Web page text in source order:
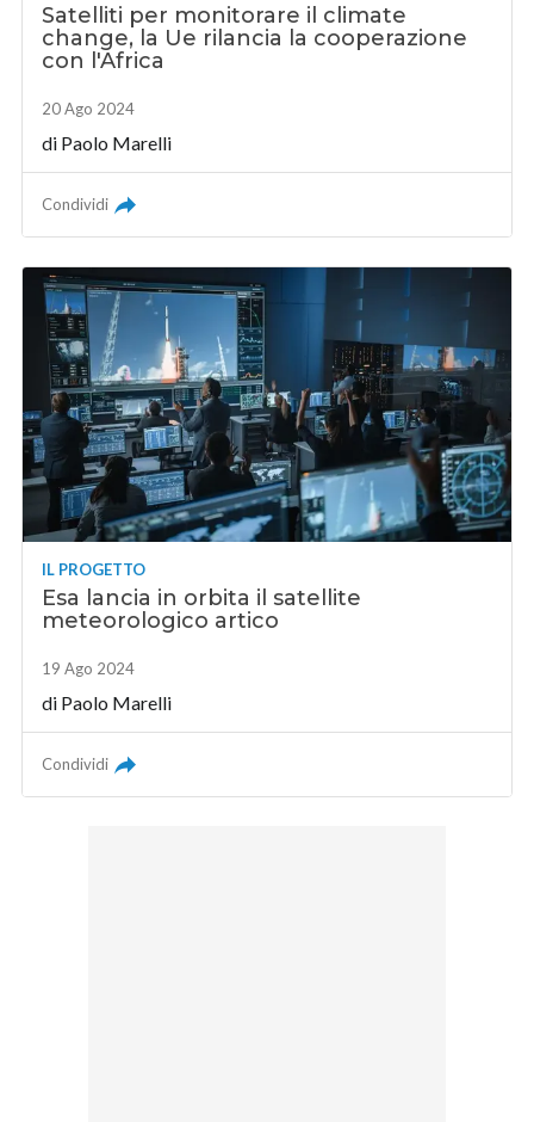
Satelliti per monitorare il climate
change, la Ue rilancia la cooperazione
con l'Africa
20 Ago 2024
di Paolo Marelli
Condividi
IL PROGETTO
Esa lancia in orbita il satellite
meteorologico artico
19 Ago 2024
di Paolo Marelli
Condividi